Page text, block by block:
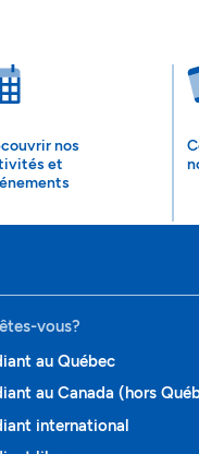
nos
et
vous?
au Québec
au Canada (hors
international